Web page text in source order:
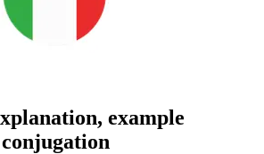
example
conjugation